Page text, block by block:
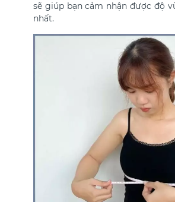
sẽ giúp bạn cảm nhận được độ
nhất.​